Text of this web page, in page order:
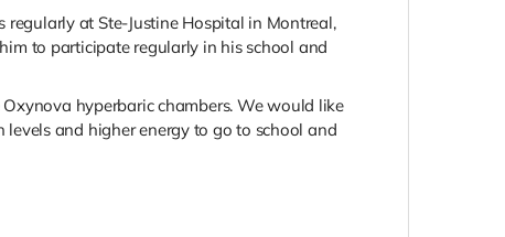
at Ste-Justine Hospital in Montreal,
to participate regularly in his school and
hyperbaric chambers. We would like
and higher energy to go to school and